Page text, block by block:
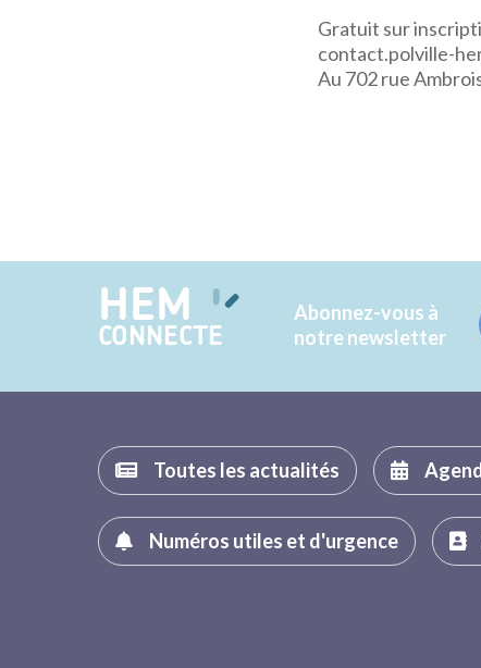
Gratuit sur
contact.polville-
Au 702 rue
HEM
CONNECTE
Abonnez-vous à
notre newsletter
Toutes les actualités
Numéros utiles et d'urgence